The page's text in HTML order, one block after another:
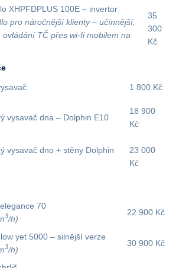
XHPFDPLUS 100E – invertor
pro náročnější klienty – učínnější,
TČ přes wi-fi mobilem na
35
300
Kč
1 800 Kč
vysavač dna – Dolphin E10
18 900
Kč
vysavač dno + stěny Dolphin
23 000
Kč
70
3/h)
22 900 Kč
yet 5000 – silnější verze
3/h)
30 900 Kč